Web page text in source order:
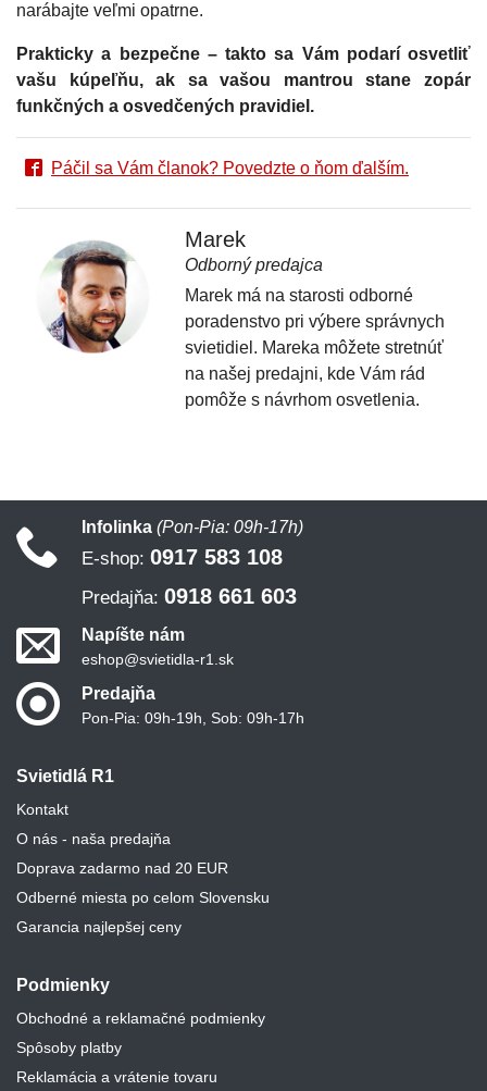
narábajte veľmi opatrne.
Prakticky a bezpečne – takto sa Vám podarí osvetliť
vašu kúpeľňu, ak sa vašou mantrou stane zopár
funkčných a osvedčených pravidiel.
Páčil sa Vám članok? Povedzte o ňom ďalším.
Marek
Odborný predajca
Marek má na starosti odborné
poradenstvo pri výbere správnych
svietidiel. Mareka môžete stretnúť
na našej predajni, kde Vám rád
pomôže s návrhom osvetlenia.
Svietidlá R1
Kontakt
O nás - naša predajňa
Doprava zadarmo nad 20 EUR
Odberné miesta po celom Slovensku
Garancia najlepšej ceny
Podmienky
Obchodné a reklamačné podmienky
Spôsoby platby
Reklamácia a vrátenie tovaru
Infolinka (Pon-Pia: 09h-17h)
E-shop: 0917 583 108
Predajňa: 0918 661 603
Napíšte nám
eshop@svietidla-r1.sk
Predajňa
Pon-Pia: 09h-19h, Sob: 09h-17h